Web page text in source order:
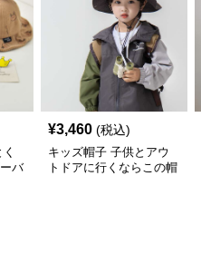
バ
¥3,460 (税込)
キッズ帽子 子供とアウ
トドアに行くならこの帽